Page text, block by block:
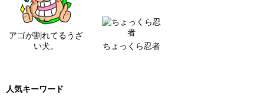
アゴが割れてるうざ
い犬。
ちょっくら忍者
人気キーワード